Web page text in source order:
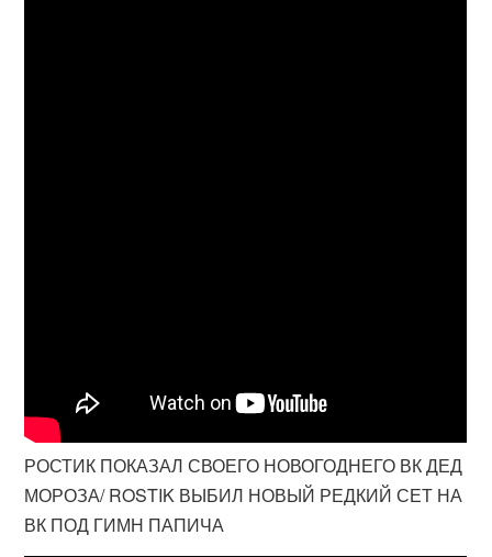
РОСТИК ПОКАЗАЛ СВОЕГО НОВОГОДНЕГО ВК ДЕД
МОРОЗА/ ROSTIK ВЫБИЛ НОВЫЙ РЕДКИЙ СЕТ НА
ВК ПОД ГИМН ПАПИЧА